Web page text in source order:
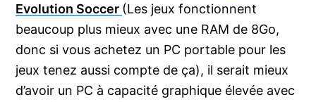
Evolution Soccer (Les jeux fonctionnent
beaucoup plus mieux avec une RAM de 8Go,
donc si vous achetez un PC portable pour les
jeux tenez aussi compte de ça), il serait mieux
d’avoir un PC à capacité graphique élevée avec